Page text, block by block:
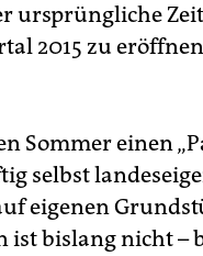
ursprüngliche
2015 zu
Sommer einen
selbst
eigenen
bislang nicht –